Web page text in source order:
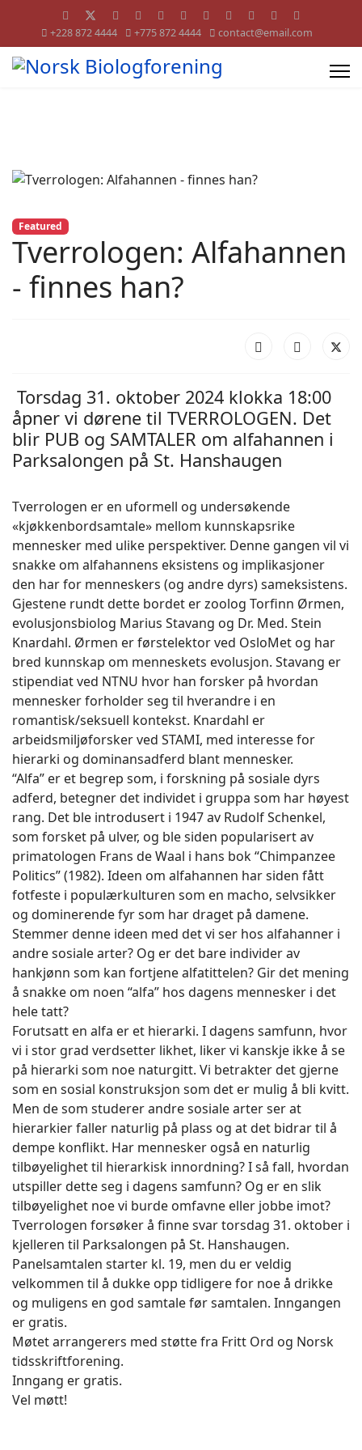
+228 872 4444 +775 872 4444 contact@email.com
Featured
Tverrologen: Alfahannen
- finnes han?
Torsdag 31. oktober 2024 klokka 18:00
åpner vi dørene til TVERROLOGEN. Det
blir PUB og SAMTALER om alfahannen i
Parksalongen på St. Hanshaugen
Tverrologen er en uformell og undersøkende
«kjøkkenbordsamtale» mellom kunnskapsrike
mennesker med ulike perspektiver. Denne gangen vil vi
snakke om alfahannens eksistens og implikasjoner
den har for menneskers (og andre dyrs) sameksistens.
Gjestene rundt dette bordet er zoolog Torfinn Ørmen,
evolusjonsbiolog Marius Stavang og Dr. Med. Stein
Knardahl. Ørmen er førstelektor ved OsloMet og har
bred kunnskap om menneskets evolusjon. Stavang er
stipendiat ved NTNU hvor han forsker på hvordan
mennesker forholder seg til hverandre i en
romantisk/seksuell kontekst. Knardahl er
arbeidsmiljøforsker ved STAMI, med interesse for
hierarki og dominansadferd blant mennesker.
“Alfa” er et begrep som, i forskning på sosiale dyrs
adferd, betegner det individet i gruppa som har høyest
rang. Det ble introdusert i 1947 av Rudolf Schenkel,
som forsket på ulver, og ble siden popularisert av
primatologen Frans de Waal i hans bok “Chimpanzee
Politics” (1982). Ideen om alfahannen har siden fått
fotfeste i populærkulturen som en macho, selvsikker
og dominerende fyr som har draget på damene.
Stemmer denne ideen med det vi ser hos alfahanner i
andre sosiale arter? Og er det bare individer av
hankjønn som kan fortjene alfatittelen? Gir det mening
å snakke om noen “alfa” hos dagens mennesker i det
hele tatt?
Forutsatt en alfa er et hierarki. I dagens samfunn, hvor
vi i stor grad verdsetter likhet, liker vi kanskje ikke å se
på hierarki som noe naturgitt. Vi betrakter det gjerne
som en sosial konstruksjon som det er mulig å bli kvitt.
Men de som studerer andre sosiale arter ser at
hierarkier faller naturlig på plass og at det bidrar til å
dempe konflikt. Har mennesker også en naturlig
tilbøyelighet til hierarkisk innordning? I så fall, hvordan
utspiller dette seg i dagens samfunn? Og er en slik
tilbøyelighet noe vi burde omfavne eller jobbe imot?
Tverrologen forsøker å finne svar torsdag 31. oktober i
kjelleren til Parksalongen på St. Hanshaugen.
Panelsamtalen starter kl. 19, men du er veldig
velkommen til å dukke opp tidligere for noe å drikke
og muligens en god samtale før samtalen. Inngangen
er gratis.
Møtet arrangerers med støtte fra Fritt Ord og Norsk
tidsskriftforening.
Inngang er gratis.
Vel møtt!